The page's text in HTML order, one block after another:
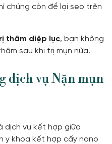
chúng còn để lại sẹo trên
thâm diệp lục, bạn không
sau khi trị mụn nữa.
dịch vụ Nặn mụn
dịch vụ kết hợp giữa
y khoa kết hợp cấy nano